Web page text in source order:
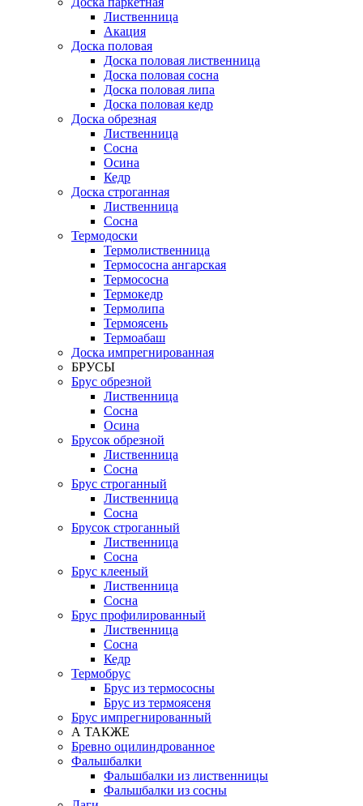
Лиственница
Акация
Доска половая
Доска половая лиственница
Доска половая сосна
Доска половая липа
Доска половая кедр
Доска обрезная
Лиственница
Сосна
Осина
Кедр
Доска строганная
Лиственница
Сосна
Термодоски
Термолиственница
Термососна ангарская
Термососна
Термокедр
Термолипа
Термоясень
Термоабаш
Доска импрегнированная
БРУСЫ
Брус обрезной
Лиственница
Сосна
Осина
Брусок обрезной
Лиственница
Сосна
Брус строганный
Лиственница
Сосна
Брусок строганный
Лиственница
Сосна
Брус клееный
Лиственница
Сосна
Брус профилированный
Лиственница
Сосна
Кедр
Термобрус
Брус из термососны
Брус из термоясеня
Брус импрегнированный
А ТАКЖЕ
Бревно оцилиндрованное
Фальшбалки
Фальшбалки из лиственницы
Фальшбалки из сосны